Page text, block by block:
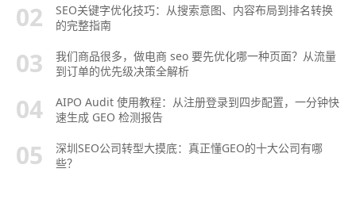
SEO关键字优化技巧：从搜索意图、内容布局到排名转换
的完整指南
我们商品很多，做电商 seo 要先优化哪一种页面？从流量
到订单的优先级决策全解析
AIPO Audit 使用教程：从注册登录到四步配置，一分钟快
速生成 GEO 检测报告
深圳SEO公司转型大摸底：真正懂GEO的十大公司有哪
些？